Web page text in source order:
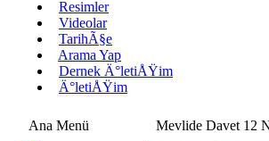
Resimler
Videolar
TarihÃ§e
Arama Yap
Dernek Ä°letiÅŸim
Ä°letiÅŸim
Ana Menü
Mevlide Davet 12